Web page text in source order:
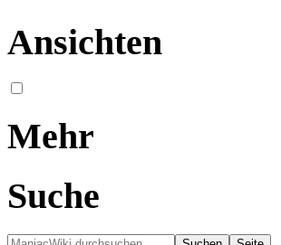
Ansichten
Mehr
Suche